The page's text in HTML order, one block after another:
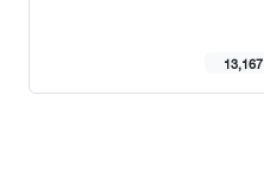
13,167